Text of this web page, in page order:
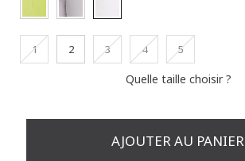
1 2 3 4 5
Quelle taille choisir ?
AJOUTER AU PANIER